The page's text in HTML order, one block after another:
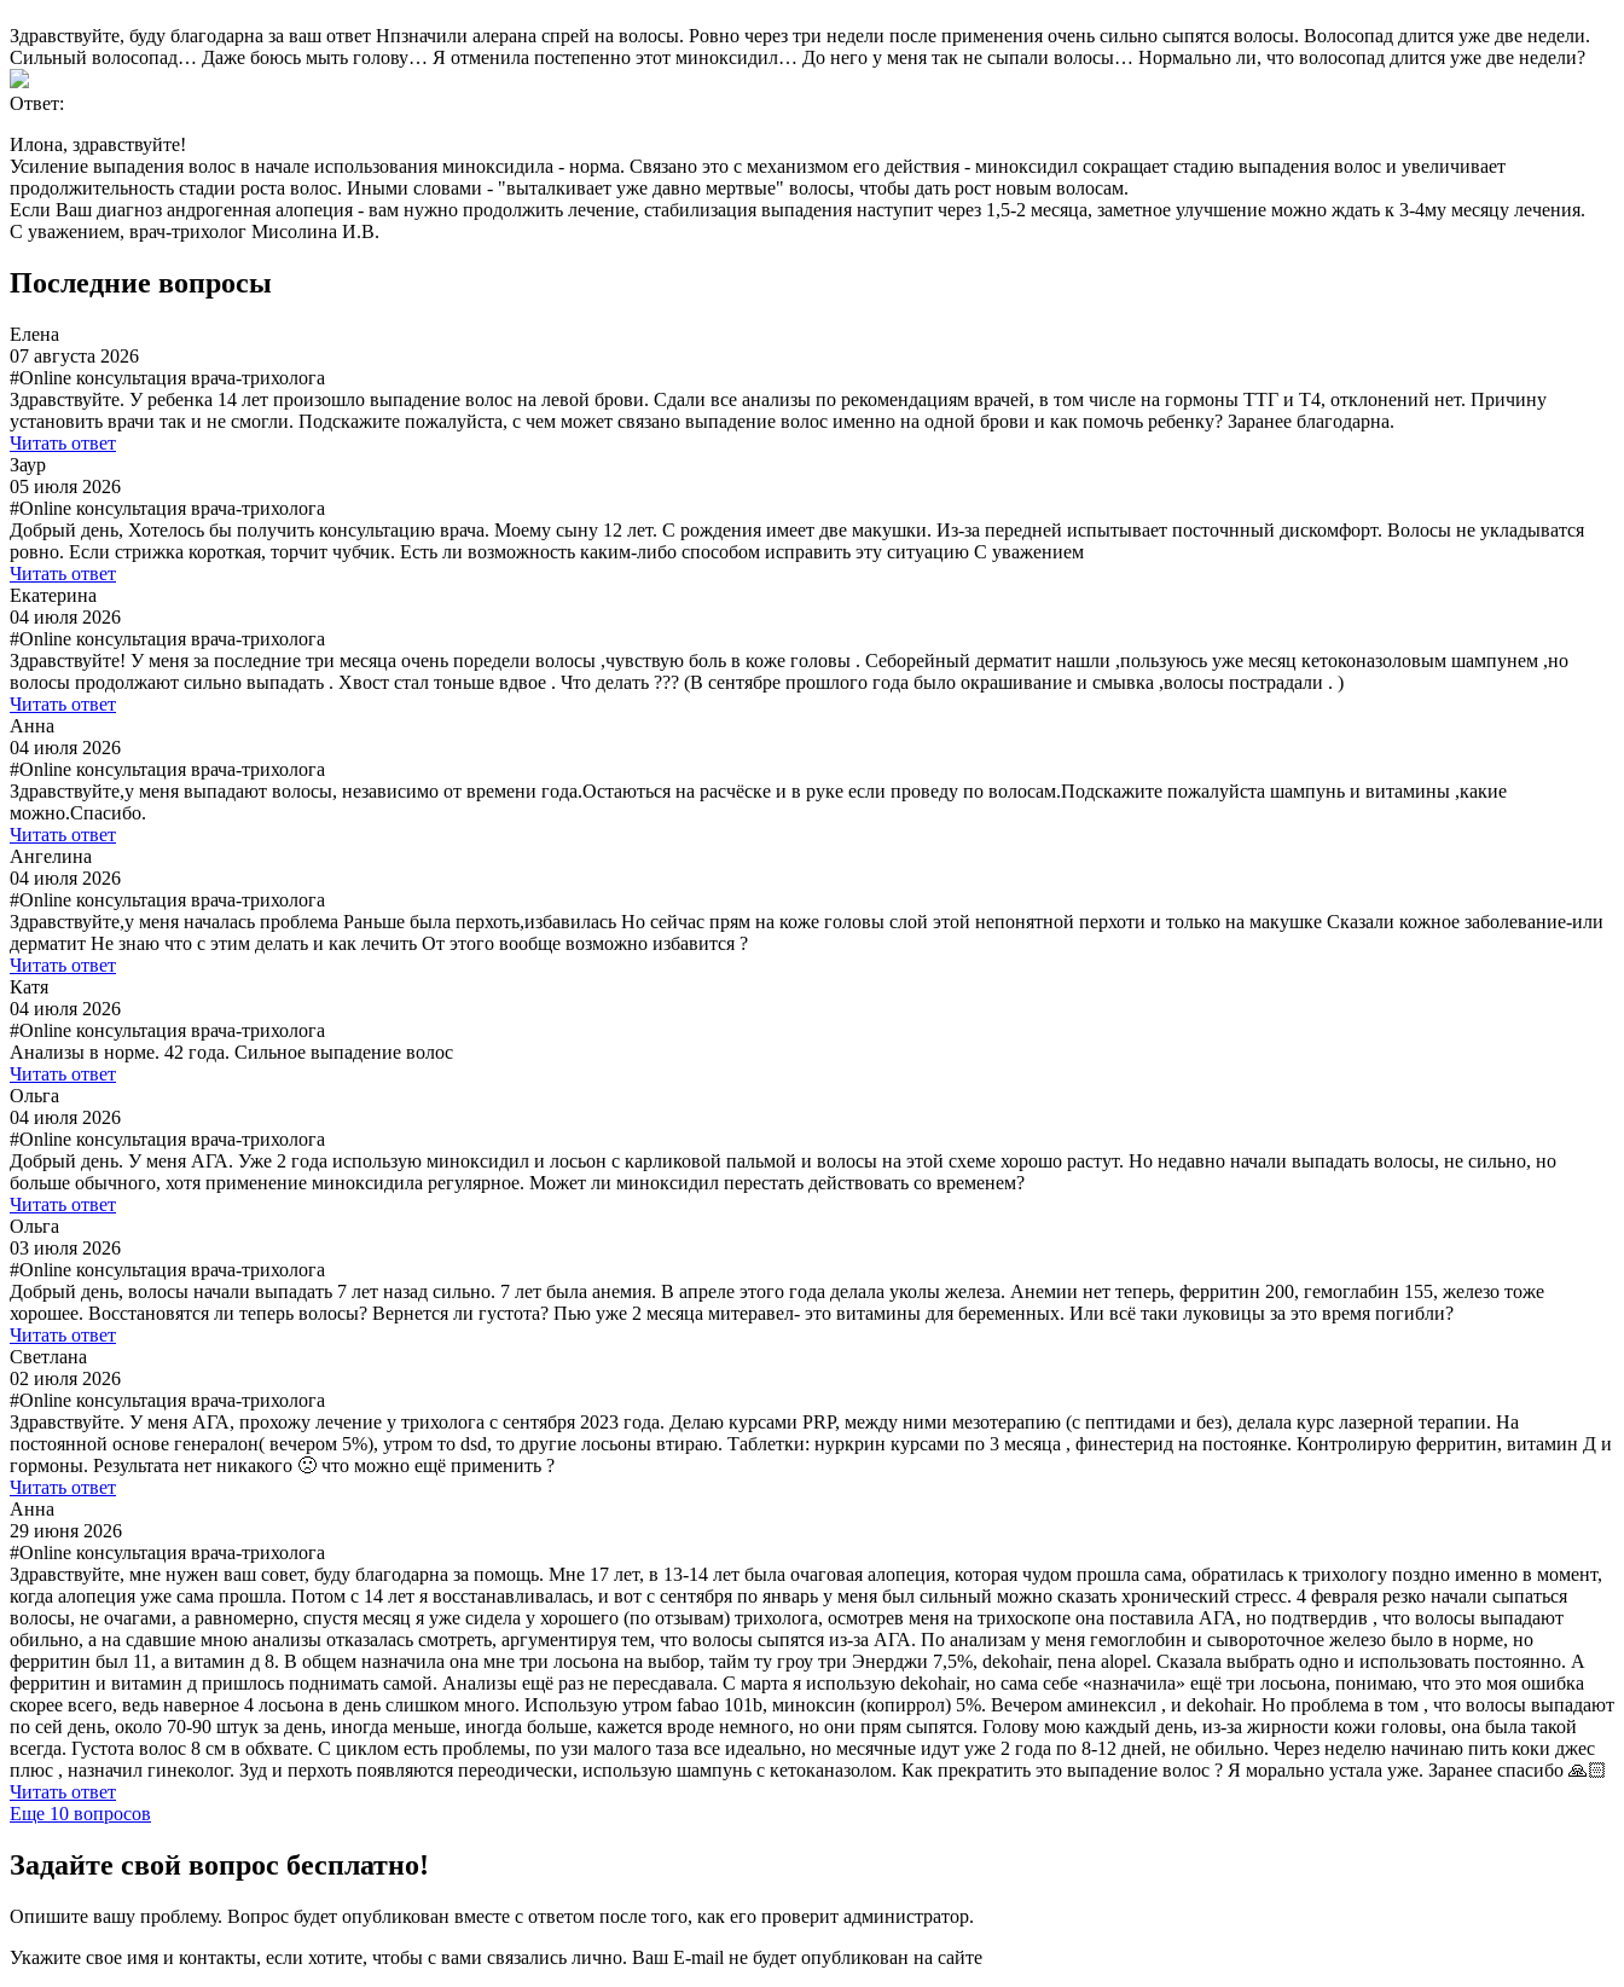
Здравствуйте, буду благодарна за ваш ответ Нпзначили алерана спрей на волосы. Ровно через три недели после применения очень сильно сыпятся волосы. Волосопад длится уже две недели.
Сильный волосопад… Даже боюсь мыть голову… Я отменила постепенно этот миноксидил… До него у меня так не сыпали волосы… Нормально ли, что волосопад длится уже две недели?
Ответ:
Илона, здравствуйте!
Усиление выпадения волос в начале использования миноксидила - норма. Связано это с механизмом его действия - миноксидил сокращает стадию выпадения волос и увеличивает
продолжительность стадии роста волос. Иными словами - "выталкивает уже давно мертвые" волосы, чтобы дать рост новым волосам.
Если Ваш диагноз андрогенная алопеция - вам нужно продолжить лечение, стабилизация выпадения наступит через 1,5-2 месяца, заметное улучшение можно ждать к 3-4му месяцу лечения.
С уважением, врач-трихолог Мисолина И.В.
Последние вопросы
Елена
07 августа 2026
#Online консультация врача-трихолога
Здравствуйте. У ребенка 14 лет произошло выпадение волос на левой брови. Сдали все анализы по рекомендациям врачей, в том числе на гормоны ТТГ и Т4, отклонений нет. Причину
установить врачи так и не смогли. Подскажите пожалуйста, с чем может связано выпадение волос именно на одной брови и как помочь ребенку? Заранее благодарна.
Читать ответ
Заур
05 июля 2026
#Online консультация врача-трихолога
Добрый день, Хотелось бы получить консультацию врача. Моему сыну 12 лет. С рождения имеет две макушки. Из-за передней испытывает посточнный дискомфорт. Волосы не укладыватся
ровно. Если стрижка короткая, торчит чубчик. Есть ли возможность каким-либо способом исправить эту ситуацию С уважением
Читать ответ
Екатерина
04 июля 2026
#Online консультация врача-трихолога
Здравствуйте! У меня за последние три месяца очень поредели волосы ,чувствую боль в коже головы . Себорейный дерматит нашли ,пользуюсь уже месяц кетоконазоловым шампунем ,но
волосы продолжают сильно выпадать . Хвост стал тоньше вдвое . Что делать ??? (В сентябре прошлого года было окрашивание и смывка ,волосы пострадали . )
Читать ответ
Анна
04 июля 2026
#Online консультация врача-трихолога
Здравствуйте,у меня выпадают волосы, независимо от времени года.Остаються на расчёске и в руке если проведу по волосам.Подскажите пожалуйста шампунь и витамины ,какие
можно.Спасибо.
Читать ответ
Ангелина
04 июля 2026
#Online консультация врача-трихолога
Здравствуйте,у меня началась проблема Раньше была перхоть,избавилась Но сейчас прям на коже головы слой этой непонятной перхоти и только на макушке Сказали кожное заболевание-или
дерматит Не знаю что с этим делать и как лечить От этого вообще возможно избавится ?
Читать ответ
Катя
04 июля 2026
#Online консультация врача-трихолога
Анализы в норме. 42 года. Сильное выпадение волос
Читать ответ
Ольга
04 июля 2026
#Online консультация врача-трихолога
Добрый день. У меня АГА. Уже 2 года использую миноксидил и лосьон с карликовой пальмой и волосы на этой схеме хорошо растут. Но недавно начали выпадать волосы, не сильно, но
больше обычного, хотя применение миноксидила регулярное. Может ли миноксидил перестать действовать со временем?
Читать ответ
Ольга
03 июля 2026
#Online консультация врача-трихолога
Добрый день, волосы начали выпадать 7 лет назад сильно. 7 лет была анемия. В апреле этого года делала уколы железа. Анемии нет теперь, ферритин 200, гемоглабин 155, железо тоже
хорошее. Восстановятся ли теперь волосы? Вернется ли густота? Пью уже 2 месяца митеравел- это витамины для беременных. Или всё таки луковицы за это время погибли?
Читать ответ
Светлана
02 июля 2026
#Online консультация врача-трихолога
Здравствуйте. У меня АГА, прохожу лечение у трихолога с сентября 2023 года. Делаю курсами PRP, между ними мезотерапию (с пептидами и без), делала курс лазерной терапии. На
постоянной основе генералон( вечером 5%), утром то dsd, то другие лосьоны втираю. Таблетки: нуркрин курсами по 3 месяца , финестерид на постоянке. Контролирую ферритин, витамин Д и
гормоны. Результата нет никакого 🙁 что можно ещё применить ?
Читать ответ
Анна
29 июня 2026
#Online консультация врача-трихолога
Здравствуйте, мне нужен ваш совет, буду благодарна за помощь. Мне 17 лет, в 13-14 лет была очаговая алопеция, которая чудом прошла сама, обратилась к трихологу поздно именно в момент,
когда алопеция уже сама прошла. Потом с 14 лет я восстанавливалась, и вот с сентября по январь у меня был сильный можно сказать хронический стресс. 4 февраля резко начали сыпаться
волосы, не очагами, а равномерно, спустя месяц я уже сидела у хорошего (по отзывам) трихолога, осмотрев меня на трихоскопе она поставила АГА, но подтвердив , что волосы выпадают
обильно, а на сдавшие мною анализы отказалась смотреть, аргументируя тем, что волосы сыпятся из-за АГА. По анализам у меня гемоглобин и сывороточное железо было в норме, но
ферритин был 11, а витамин д 8. В общем назначила она мне три лосьона на выбор, тайм ту гроу три Энерджи 7,5%, dekohair, пена alopel. Сказала выбрать одно и использовать постоянно. А
ферритин и витамин д пришлось поднимать самой. Анализы ещё раз не пересдавала. С марта я использую dekohair, но сама себе «назначила» ещё три лосьона, понимаю, что это моя ошибка
скорее всего, ведь наверное 4 лосьона в день слишком много. Использую утром fabao 101b, миноксин (копиррол) 5%. Вечером аминексил , и dekohair. Но проблема в том , что волосы выпадают
по сей день, около 70-90 штук за день, иногда меньше, иногда больше, кажется вроде немного, но они прям сыпятся. Голову мою каждый день, из-за жирности кожи головы, она была такой
всегда. Густота волос 8 см в обхвате. С циклом есть проблемы, по узи малого таза все идеально, но месячные идут уже 2 года по 8-12 дней, не обильно. Через неделю начинаю пить коки джес
плюс , назначил гинеколог. Зуд и перхоть появляются переодически, использую шампунь с кетоканазолом. Как прекратить это выпадение волос ? Я морально устала уже. Заранее спасибо 🙏🏻
Читать ответ
Еще 10 вопросов
Задайте свой вопрос бесплатно!
Опишите вашу проблему. Вопрос будет опубликован вместе с ответом после того, как его проверит администратор.
Укажите свое имя и контакты, если хотите, чтобы с вами связались лично. Ваш E-mail не будет опубликован на сайте